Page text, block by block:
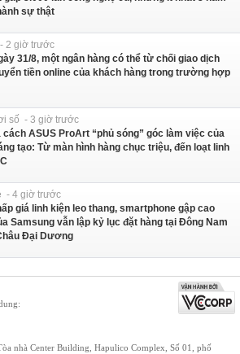
sự thật
2 giờ trước
31/8, một ngân hàng có thể từ chối giao dịch
tiền online của khách hàng trong trường hợp
số - 3 giờ trước
ASUS ProArt “phủ sóng” góc làm việc của
tạo: Từ màn hình hàng chục triệu, đến loạt linh
- 4 giờ trước
giá linh kiện leo thang, smartphone gập cao
Samsung vẫn lập kỷ lục đặt hàng tại Đông Nam
Đại Dương
nhà Center Building, Hapulico Complex, Số 01, phố